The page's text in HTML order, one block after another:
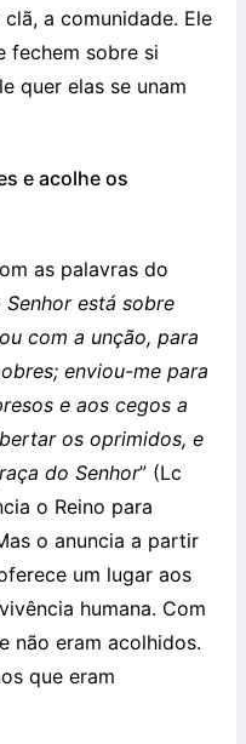
a comunidade. Ele
fechem sobre si
quer elas se unam
e acolhe os
as palavras do
Senhor está sobre
com a unção, para
enviou-me para
e aos cegos a
os oprimidos, e
do Senhor” (Lc
o Reino para
o anuncia a partir
um lugar aos
humana. Com
não eram acolhidos.
que eram